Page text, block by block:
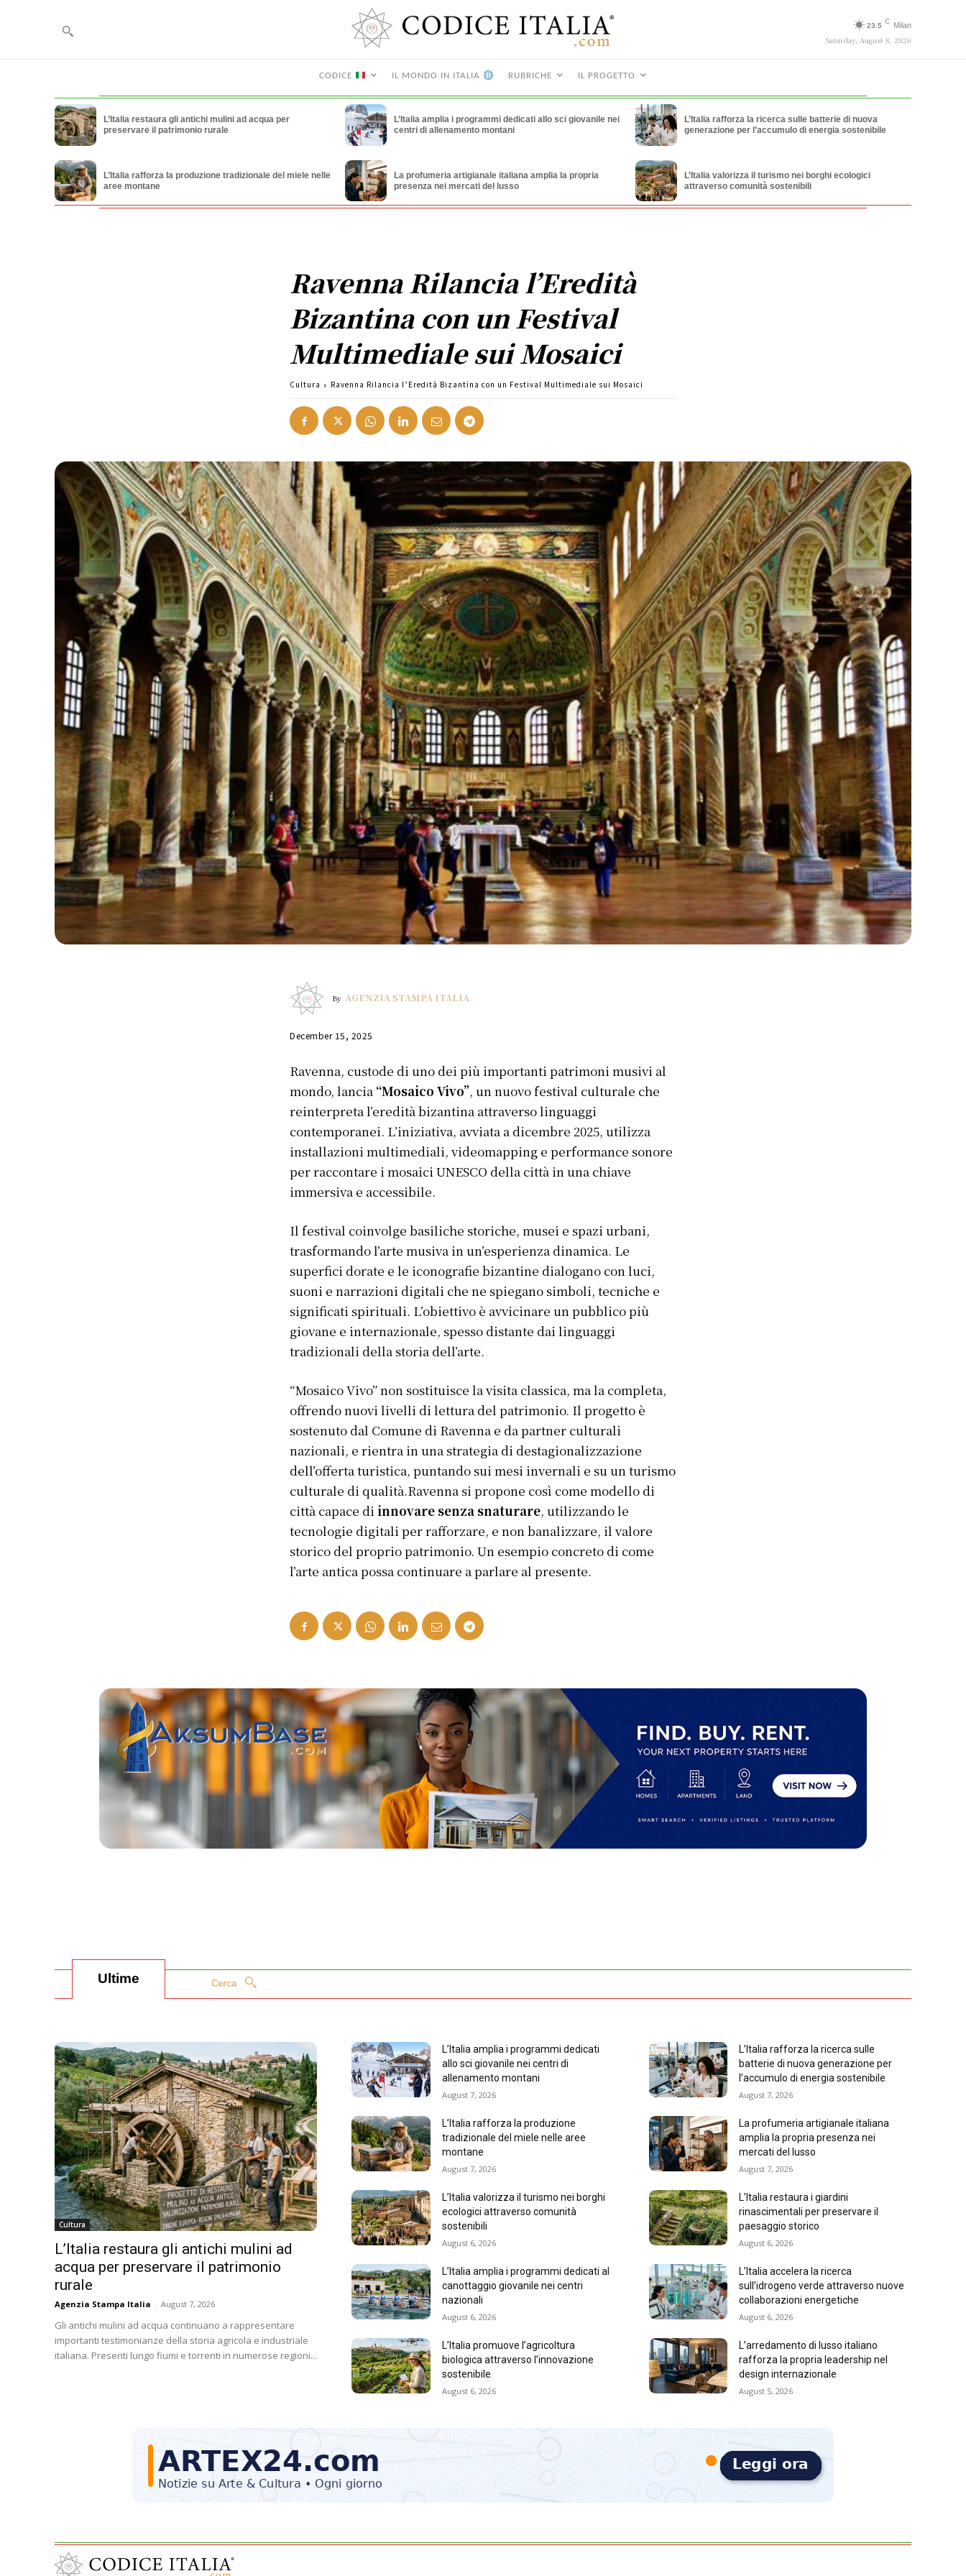
23.5
C Milan
Saturday, August 8, 2026
CODICE IL MONDO IN ITALIA RUBRICHE IL PROGETTO
L’Italia restaura gli antichi mulini ad acqua per
preservare il patrimonio rurale
L’Italia amplia i programmi dedicati allo sci giovanile nei
centri di allenamento montani
L’Italia rafforza la ricerca sulle batterie di nuova
generazione per l’accumulo di energia sostenibile
L’Italia rafforza la produzione tradizionale del miele nelle
aree montane
La profumeria artigianale italiana amplia la propria
presenza nei mercati del lusso
L’Italia valorizza il turismo nei borghi ecologici
attraverso comunità sostenibili
Ravenna Rilancia l’Eredità
Bizantina con un Festival
Multimediale sui Mosaici
Cultura Ravenna Rilancia l’Eredità Bizantina con un Festival Multimediale sui Mosaici
By AGENZIA STAMPA ITALIA
December 15, 2025
Ravenna, custode di uno dei più importanti patrimoni musivi al
mondo, lancia “Mosaico Vivo”, un nuovo festival culturale che
reinterpreta l’eredità bizantina attraverso linguaggi
contemporanei. L’iniziativa, avviata a dicembre 2025, utilizza
installazioni multimediali, videomapping e performance sonore
per raccontare i mosaici UNESCO della città in una chiave
immersiva e accessibile.
Il festival coinvolge basiliche storiche, musei e spazi urbani,
trasformando l’arte musiva in un’esperienza dinamica. Le
superfici dorate e le iconografie bizantine dialogano con luci,
suoni e narrazioni digitali che ne spiegano simboli, tecniche e
significati spirituali. L’obiettivo è avvicinare un pubblico più
giovane e internazionale, spesso distante dai linguaggi
tradizionali della storia dell’arte.
“Mosaico Vivo” non sostituisce la visita classica, ma la completa,
offrendo nuovi livelli di lettura del patrimonio. Il progetto è
sostenuto dal Comune di Ravenna e da partner culturali
nazionali, e rientra in una strategia di destagionalizzazione
dell’offerta turistica, puntando sui mesi invernali e su un turismo
culturale di qualità.Ravenna si propone così come modello di
città capace diinnovare senza snaturare, utilizzando le
tecnologie digitali per rafforzare, e non banalizzare, il valore
storico del proprio patrimonio. Un esempio concreto di come
l’arte antica possa continuare a parlare al presente.
Ultime Cerca
Cultura
L’Italia restaura gli antichi mulini ad
acqua per preservare il patrimonio
rurale
Agenzia Stampa Italia - August 7, 2026
Gli antichi mulini ad acqua continuano a rappresentare
importanti testimonianze della storia agricola e industriale
italiana. Presenti lungo fiumi e torrenti in numerose regioni...
L’Italia amplia i programmi dedicati
allo sci giovanile nei centri di
allenamento montani
August 7, 2026
L’Italia rafforza la ricerca sulle
batterie di nuova generazione per
l’accumulo di energia sostenibile
August 7, 2026
L’Italia rafforza la produzione
tradizionale del miele nelle aree
montane
August 7, 2026
La profumeria artigianale italiana
amplia la propria presenza nei
mercati del lusso
August 7, 2026
L’Italia valorizza il turismo nei borghi
ecologici attraverso comunità
sostenibili
August 6, 2026
L’Italia restaura i giardini
rinascimentali per preservare il
paesaggio storico
August 6, 2026
L’Italia amplia i programmi dedicati al
canottaggio giovanile nei centri
nazionali
August 6, 2026
L’Italia accelera la ricerca
sull’idrogeno verde attraverso nuove
collaborazioni energetiche
August 6, 2026
L’Italia promuove l’agricoltura
biologica attraverso l’innovazione
sostenibile
August 6, 2026
L’arredamento di lusso italiano
rafforza la propria leadership nel
design internazionale
August 5, 2026